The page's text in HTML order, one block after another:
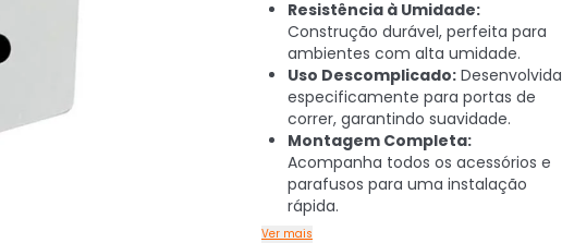
Resistência à Umidade:
Construção durável, perfeita para
ambientes com alta umidade.
Uso Descomplicado: Desenvolvida
especificamente para portas de
correr, garantindo suavidade.
Montagem Completa:
Acompanha todos os acessórios e
parafusos para uma instalação
rápida.
Ver mais